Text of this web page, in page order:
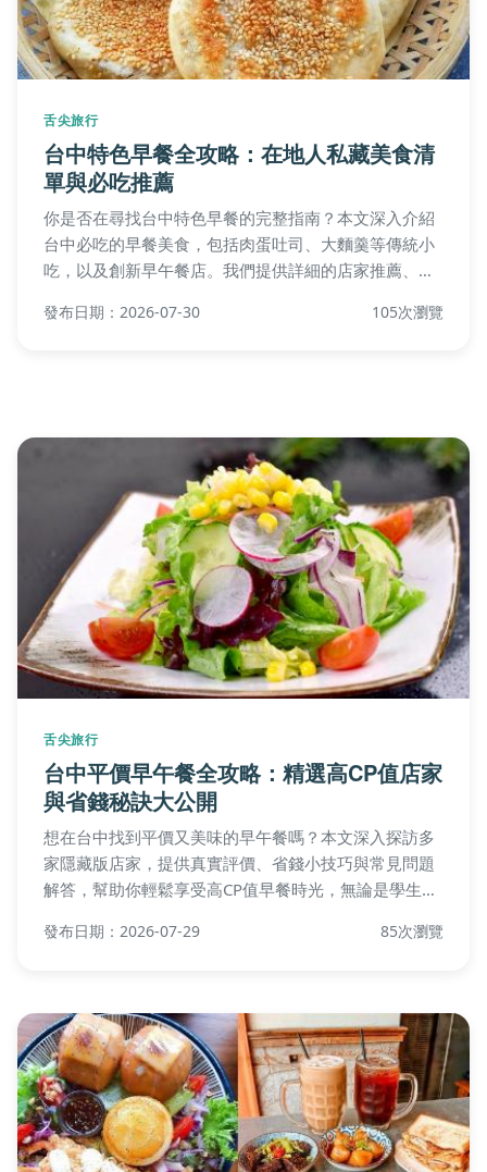
舌尖旅行
台中特色早餐全攻略：在地人私藏美食清
單與必吃推薦
你是否在尋找台中特色早餐的完整指南？本文深入介紹
台中必吃的早餐美食，包括肉蛋吐司、大麵羹等傳統小
吃，以及創新早午餐店。我們提供詳細的店家推薦、價
旅，解決選擇困難並體驗地道文化。
發布日期：2026-07-30 105次瀏覽
舌尖旅行
台中平價早午餐全攻略：精選高CP值店家
與省錢秘訣大公開
想在台中找到平價又美味的早午餐嗎？本文深入探訪多
家隱藏版店家，提供真實評價、省錢小技巧與常見問題
解答，幫助你輕鬆享受高CP值早餐時光，無論是學生族
發布日期：2026-07-29 85次瀏覽